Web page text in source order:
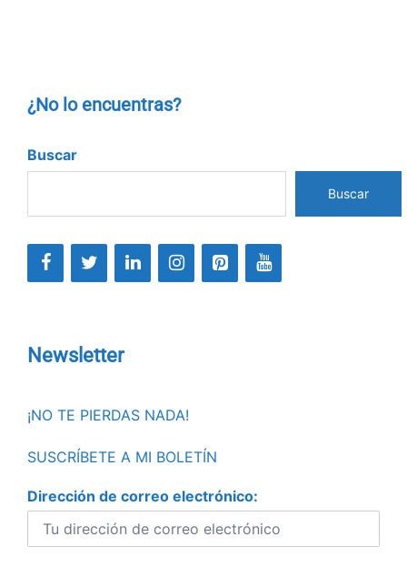
¿No lo encuentras?
Buscar
Buscar
Newsletter
¡NO TE PIERDAS NADA!
SUSCRÍBETE A MI BOLETÍN
Dirección de correo electrónico: